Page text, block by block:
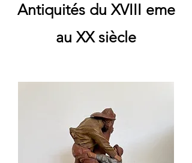
Antiquités du XVIII eme
au XX siècle